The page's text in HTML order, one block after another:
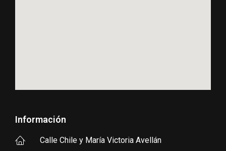
Información
Calle Chile y María Victoria Avellán